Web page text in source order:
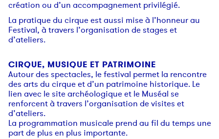
création ou d’un accompagnement privilégié.
La pratique du cirque est aussi mise à l’honneur au
Festival, à travers l’organisation de stages et
d’ateliers.
CIRQUE, MUSIQUE ET PATRIMOINE
Autour des spectacles, le festival permet la rencontre
des arts du cirque et d’un patrimoine historique. Le
lien avec le site archéologique et le Muséal se
renforcent à travers l’organisation de visites et
d’ateliers.
La programmation musicale prend au fil du temps une
part de plus en plus importante.